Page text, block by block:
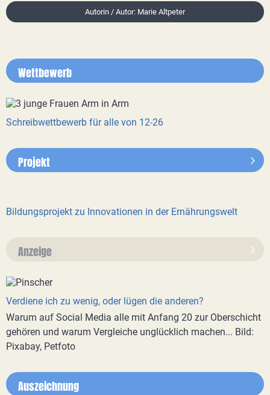
Autorin / Autor: Marie Altpeter
Wettbewerb
Schreibwettbewerb für alle von 12-26
Projekt
Bildungsprojekt zu Innovationen in der Ernährungswelt
Anzeige
Verdiene ich zu wenig, oder lügen die anderen?
Warum auf Social Media alle mit Anfang 20 zur Oberschicht
gehören und warum Vergleiche unglücklich machen... Bild:
Pixabay, Petfoto
Auszeichnung